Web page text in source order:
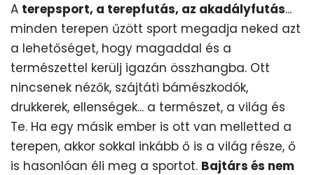
A terepsport, a terepfutás, az akadályfutás...
minden terepen űzött sport megadja neked azt
a lehetőséget, hogy magaddal és a
természettel kerülj igazán összhangba. Ott
nincsenek nézők, szájtáti bámészkodók,
drukkerek, ellenségek... a természet, a világ és
Te. Ha egy másik ember is ott van melletted a
terepen, akkor sokkal inkább ő is a világ része, ő
is hasonlóan éli meg a sportot. Bajtárs és nem